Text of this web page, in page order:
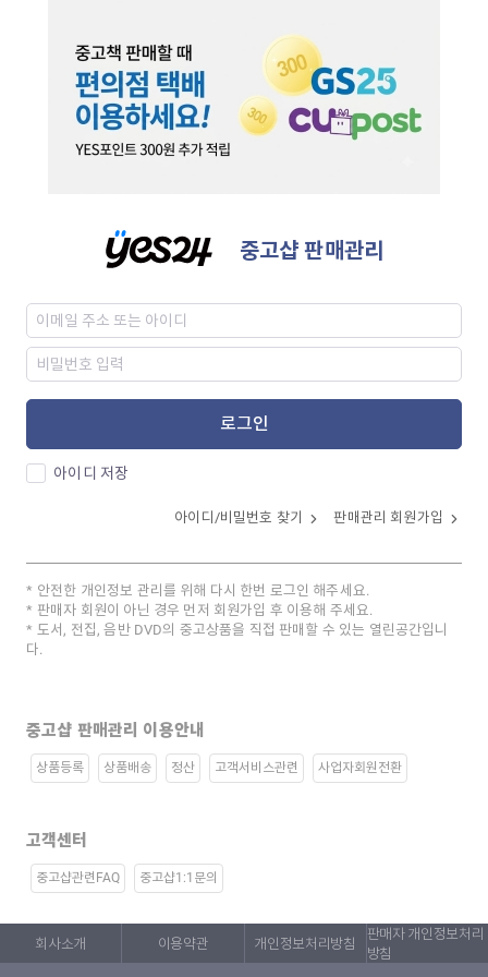
중고샵 판매관리
로그인
아이디 저장
아이디/비밀번호 찾기 판매관리 회원가입
안전한 개인정보 관리를 위해 다시 한번 로그인 해주세요.
판매자 회원이 아닌 경우 먼저 회원가입 후 이용해 주세요.
도서, 전집, 음반 DVD의 중고상품을 직접 판매할 수 있는 열린공간입니
다.
중고샵 판매관리 이용안내
상품등록 상품배송 정산 고객서비스관련 사업자회원전환
고객센터
중고샵관련FAQ 중고샵1:1문의
회사소개 이용약관 개인정보처리방침
판매자 개인정보처리
방침